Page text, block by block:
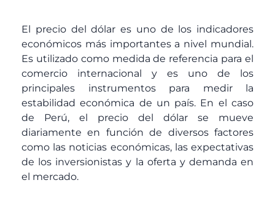
El precio del dólar es uno de los indicadores
económicos más importantes a nivel mundial.
Es utilizado como medida de referencia para el
comercio internacional y es uno de los
principales instrumentos para medir la
estabilidad económica de un país. En el caso
de Perú, el precio del dólar se mueve
diariamente en función de diversos factores
como las noticias económicas, las expectativas
de los inversionistas y la oferta y demanda en
el mercado.